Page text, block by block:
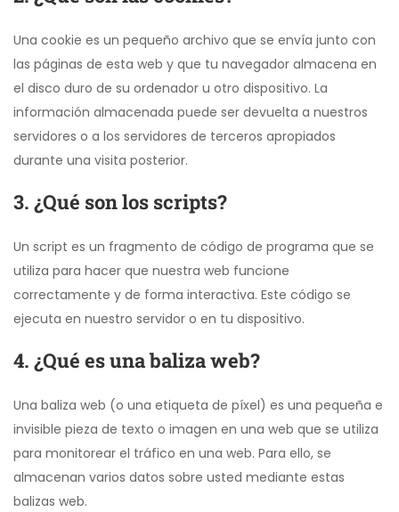
Una cookie es un pequeño archivo que se envía junto con
las páginas de esta web y que tu navegador almacena en
el disco duro de su ordenador u otro dispositivo. La
información almacenada puede ser devuelta a nuestros
servidores o a los servidores de terceros apropiados
durante una visita posterior.
3. ¿Qué son los scripts?
Un script es un fragmento de código de programa que se
utiliza para hacer que nuestra web funcione
correctamente y de forma interactiva. Este código se
ejecuta en nuestro servidor o en tu dispositivo.
4. ¿Qué es una baliza web?
Una baliza web (o una etiqueta de píxel) es una pequeña e
invisible pieza de texto o imagen en una web que se utiliza
para monitorear el tráfico en una web. Para ello, se
almacenan varios datos sobre usted mediante estas
balizas web.